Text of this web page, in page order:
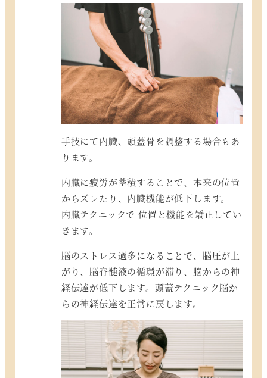
手技にて内臓、頭蓋骨を調整する場合もあ
ります。
内臓に疲労が蓄積することで、本来の位置
からズレたり、内臓機能が低下します。
内臓テクニックで 位置と機能を矯正してい
きます。
脳のストレス過多になることで、脳圧が上
がり、脳脊髄液の循環が滞り、脳からの神
経伝達が低下します。頭蓋テクニック脳か
らの神経伝達を正常に戻します。